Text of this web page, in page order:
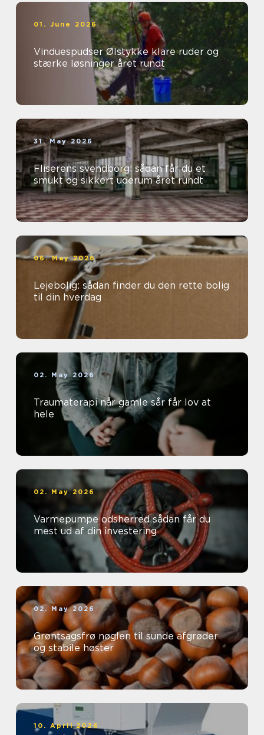
01. June 2026
Vinduespudser Ølstykke klare ruder og
stærke løsninger året rundt
31. May 2026
Fliserens svendborg: sådan får du et
smukt og sikkert uderum året rundt
06. May 2026
Lejebolig: sådan finder du den rette bolig
til din hverdag
02. May 2026
Traumaterapi når gamle sår får lov at
hele
02. May 2026
Varmepumpe odsherred sådan får du
mest ud af din investering
02. May 2026
Grøntsagsfrø nøglen til sunde afgrøder
og stabile høster
10. April 2026